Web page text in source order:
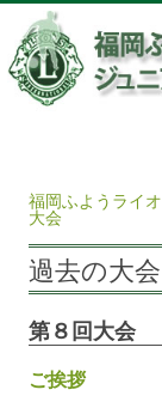
福岡ふ
ブ ジ
福岡ふようライ
大会
過去の大会
第８回大会
ご挨拶